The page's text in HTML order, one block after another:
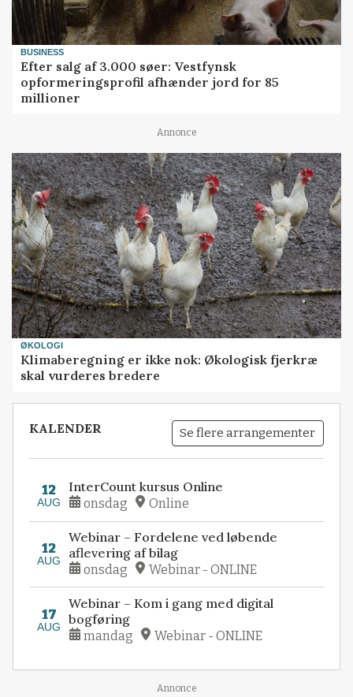
BUSINESS
Efter salg af 3.000 søer: Vestfynsk
opformeringsprofil afhænder jord for 85
millioner
Annonce
ØKOLOGI
Klimaberegning er ikke nok: Økologisk fjerkræ
skal vurderes bredere
KALENDER Se flere arrangementer
12
AUG
InterCount kursus Online
onsdag Online
12
AUG
Webinar – Fordelene ved løbende
aflevering af bilag
onsdag Webinar - ONLINE
17
AUG
Webinar – Kom i gang med digital
bogføring
mandag Webinar - ONLINE
Annonce